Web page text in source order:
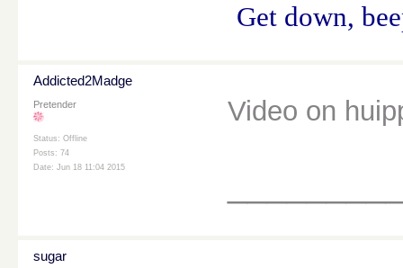
Get down,
Addicted2Madge
Pretender
Status: Offline
Posts: 74
Date: Jun 18 11:04 2015
Video on
sugar